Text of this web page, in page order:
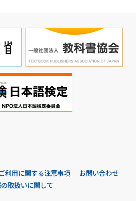
ご利用に関する注意事項
お問い合わせ
取扱いに関して